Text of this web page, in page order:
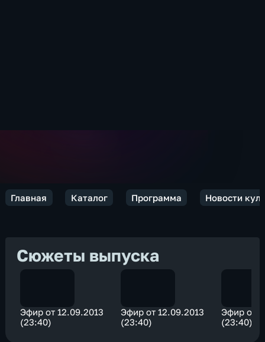
Главная Каталог Программа Новости
Сюжеты выпуска
Эфир от 12.09.2013
(23:40)
Эфир от 12.09.2013
(23:40)
Эфир от
(23:40)